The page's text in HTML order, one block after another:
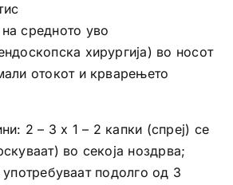
средното уво
хирургија) во носот
отокот и крварењето
2 – 3 x 1 – 2 капки (спреј) се
во секоја ноздрва;
подолго од 3